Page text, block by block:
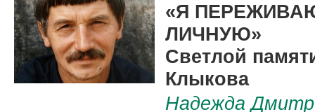
«Я
ЛИЧНУЮ»
Светлой
Клыкова
Надежда